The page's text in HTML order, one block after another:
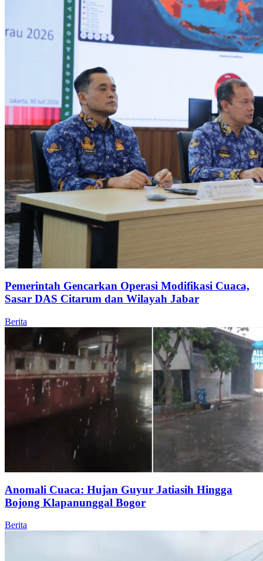
Pemerintah Gencarkan Operasi Modifikasi Cuaca,
Sasar DAS Citarum dan Wilayah Jabar
Berita
Anomali Cuaca: Hujan Guyur Jatiasih Hingga
Bojong Klapanunggal Bogor
Berita